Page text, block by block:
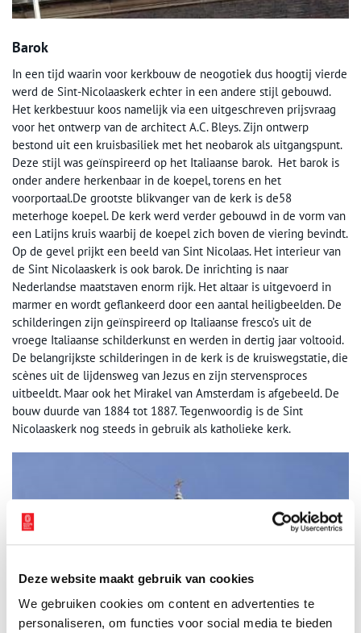
Deze website maakt gebruik van cookies
We gebruiken cookies om content en advertenties te
personaliseren, om functies voor social media te bieden
Barok
In een tijd waarin voor kerkbouw de neogotiek dus hoogtij vierde
werd de Sint-Nicolaaskerk echter in een andere stijl gebouwd.
Het kerkbestuur koos namelijk via een uitgeschreven prijsvraag
voor het ontwerp van de architect A.C. Bleys. Zijn ontwerp
bestond uit een kruisbasiliek met het neobarok als uitgangspunt.
Deze stijl was geïnspireerd op het Italiaanse barok. Het barok is
onder andere herkenbaar in de koepel, torens en het
voorportaal.De grootste blikvanger van de kerk is de58
meterhoge koepel. De kerk werd verder gebouwd in de vorm van
een Latijns kruis waarbij de koepel zich boven de viering bevindt.
Op de gevel prijkt een beeld van Sint Nicolaas. Het interieur van
de Sint Nicolaaskerk is ook barok. De inrichting is naar
Nederlandse maatstaven enorm rijk. Het altaar is uitgevoerd in
marmer en wordt geflankeerd door een aantal heiligbeelden. De
schilderingen zijn geïnspireerd op Italiaanse fresco’s uit de
vroege Italiaanse schilderkunst en werden in dertig jaar voltooid.
De belangrijkste schilderingen in de kerk is de kruiswegstatie, die
scènes uit de lijdensweg van Jezus en zijn stervensproces
uitbeeldt. Maar ook het Mirakel van Amsterdam is afgebeeld. De
bouw duurde van 1884 tot 1887. Tegenwoordig is de Sint
Nicolaaskerk nog steeds in gebruik als katholieke kerk.